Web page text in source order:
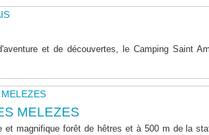
et de découvertes, le Camping Saint
MELEZES
et magnifique forêt de hêtres et à 500 m de la